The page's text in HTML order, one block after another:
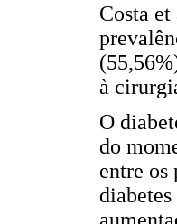
Costa
à
O
do
entre os